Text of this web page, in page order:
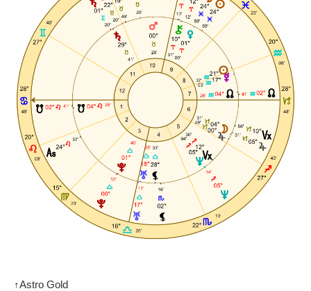
↑Astro Gold